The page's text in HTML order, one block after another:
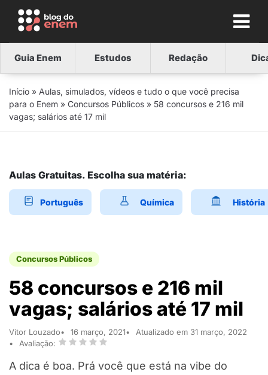
Guia Enem Estudos Redação
Início » Aulas, simulados, vídeos e tudo o que você precisa
para o Enem » Concursos Públicos » 58 concursos e 216 mil
vagas; salários até 17 mil
Aulas Gratuitas. Escolha sua matéria:
Português Química História
Concursos Públicos
58 concursos e 216 mil
vagas; salários até 17 mil
Vitor Louzado 16 março, 2021
Atualizado em 31 março, 2022
Avaliação:
A dica é boa. Prá você que está na vibe do